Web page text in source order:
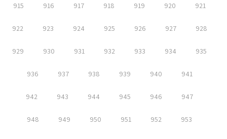
915 916 917 918 919 920 921
922 923 924 925 926 927 928
929 930 931 932 933 934 935
936 937 938 939 940 941
942 943 944 945 946 947
948 949 950 951 952 953